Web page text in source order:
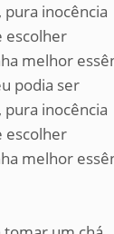
inocência
escolher
melhor
podia ser
inocência
escolher
melhor